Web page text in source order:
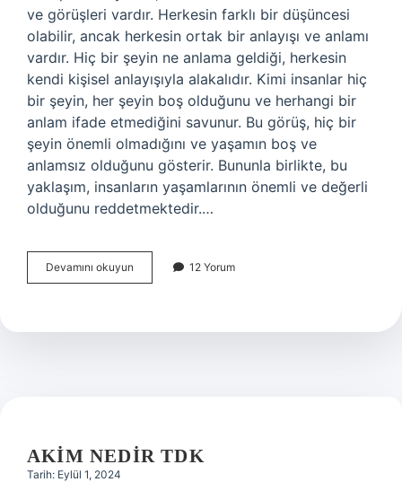
ve görüşleri vardır. Herkesin farklı bir düşüncesi
olabilir, ancak herkesin ortak bir anlayışı ve anlamı
vardır. Hiç bir şeyin ne anlama geldiği, herkesin
kendi kişisel anlayışıyla alakalıdır. Kimi insanlar hiç
bir şeyin, her şeyin boş olduğunu ve herhangi bir
anlam ifade etmediğini savunur. Bu görüş, hiç bir
şeyin önemli olmadığını ve yaşamın boş ve
anlamsız olduğunu gösterir. Bununla birlikte, bu
yaklaşım, insanların yaşamlarının önemli ve değerli
olduğunu reddetmektedir.…
Devamını okuyun
bir
demek
12 Yorum
AKIM NEDIR TDK
Tarih: Eylül 1, 2024